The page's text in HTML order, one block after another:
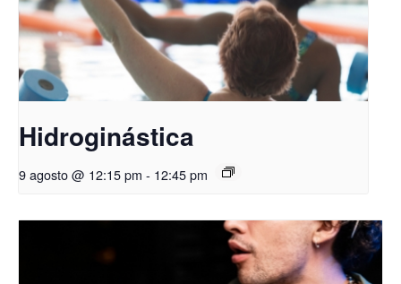
Hidroginástica
9 agosto @ 12:15 pm - 12:45 pm